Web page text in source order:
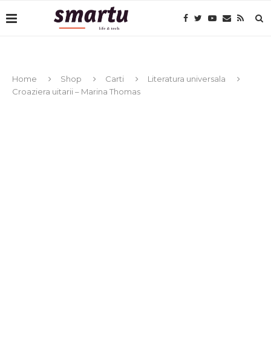
Home Shop Carti
Literatura universala
Croaziera uitarii – Marina Thomas